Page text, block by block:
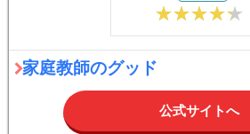
家庭教師のグッド
公式サイトへ